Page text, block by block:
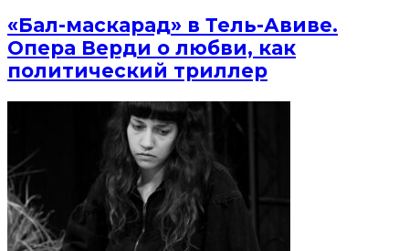
«Бал-маскарад» в Тель-Авиве.
Опера Верди о любви, как
политический триллер